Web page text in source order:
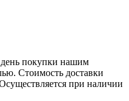
день покупки нашим
Стоимость доставки
при наличии